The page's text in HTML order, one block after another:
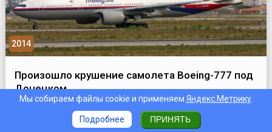
2014
Произошло крушение самолета Boeing-777 под
Донецком
17 июля 2014 года в Донецкой области Украины
произошла страшная авиационная катастрофа.
Пассажирский самолёт[/URL] Boeing-777 авиакомпании
Мы собираем файлы cookie и применяем Яндекс.Метрику.
Подробнее ПРИНЯТЬ